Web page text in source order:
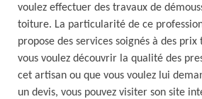
voulez effectuer des travaux de
toiture. La particularité de ce
propose des services soignés à des
vous voulez découvrir la qualité des
cet artisan ou que vous voulez lui
un devis, vous pouvez visiter son site